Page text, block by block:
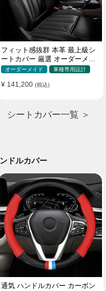
フィット感抜群 本革 最上級シ
ートカバー 厳選 オーダーメイ
ド 防水 雰囲気 全席セット
オーダーメイド 車種専用設計
¥ 141,200 (税込)
シートカバー一覧 ＞
ドルカバー
通気 ハンドルカバー カーボン